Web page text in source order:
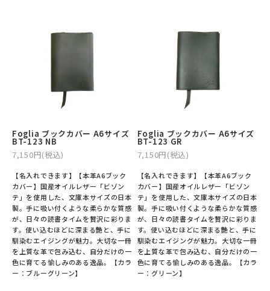
Foglia ブックカバー A6サイズ
BT-123 NB
7,150円(税込)
【名入れできます】【本革A6ブック
カバー】国産オイルレザー「ビゾン
テ」を使用した、文庫本サイズの日本
製。手に吸い付くような柔らかな質感
が、日々の読書タイムを贅沢に彩りま
す。使い込むほどに深まる艶と、手に
馴染むエイジングが魅力。大切な一冊
を上質な革で包み込む、自分だけの一
色に育てる愉しみのある逸品。【カラ
ー：ブルーグリーン】
Foglia ブックカバー A6サイズ
BT-123 GR
7,150円(税込)
【名入れできます】【本革A6ブック
カバー】国産オイルレザー「ビゾン
テ」を使用した、文庫本サイズの日本
製。手に吸い付くような柔らかな質感
が、日々の読書タイムを贅沢に彩りま
す。使い込むほどに深まる艶と、手に
馴染むエイジングが魅力。大切な一冊
を上質な革で包み込む、自分だけの一
色に育てる愉しみのある逸品。【カラ
ー：グリーン】
ミッフィー×リーブス
メイドインジャパン